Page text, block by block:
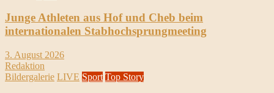
Junge Athleten aus Hof und Cheb beim
internationalen Stabhochsprungmeeting
3. August 2026
Redaktion
Bildergalerie LIVE Sport Top Story